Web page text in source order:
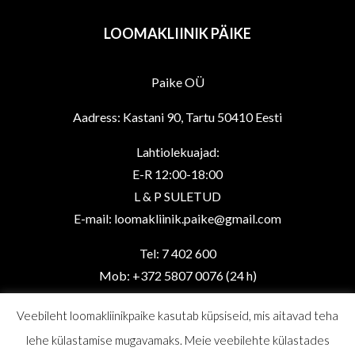
LOOMAKLIINIK PÄIKE
Paike OÜ
Aadress: Kastani 90, Tartu 50410 Eesti
Lahtiolekuajad:
E-R 12:00-18:00
L & P SULETUD
E-mail: loomakliinik.paike@gmail.com
Tel: 7 402 600
Mob: +372 5807 0076 (24 h)
Veebileht loomakliinikpaike kasutab küpsiseid, mis aitavad teha
lehe külastamise mugavamaks. Meie veebilehte külastades